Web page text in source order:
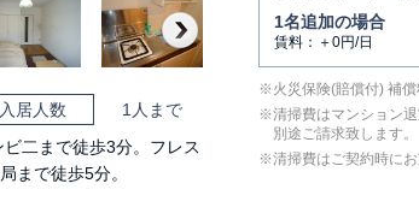
Next
居人数
1人まで
二まで徒歩3分。フレス
まで徒歩5分。
1名追加の場合
賃料：＋0円/日
⽕災保険(賠償付) 補償
清掃費はマンション
別途ご請求致します。
清掃費はご契約時に